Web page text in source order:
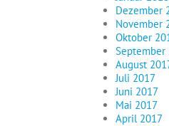
Dezember
November
Oktober
September
August
Juli 2017
Juni 2017
Mai 2017
April 2017